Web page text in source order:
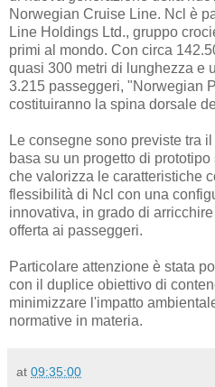
Norwegian Cruise Line. Ncl è
Line Holdings Ltd., gruppo
primi al mondo. Con circa
quasi 300 metri di lunghezza e
3.215 passeggeri, "Norwegian
costituiranno la spina dorsale
Le consegne sono previste tra
basa su un progetto di
che valorizza le caratteristiche
flessibilità di Ncl con una
innovativa, in grado di
offerta ai passeggeri.
Particolare attenzione è stata
con il duplice obiettivo di
minimizzare l'impatto
normative in materia.
at 09:35:00